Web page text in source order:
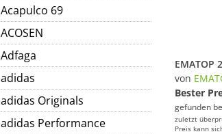
Acapulco 69
ACOSEN
Adfaga
adidas
adidas Originals
adidas Performance
von
Bester
gefunden
zuletzt
Preis kann